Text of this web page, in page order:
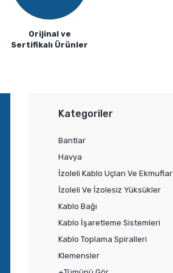
Orijinal ve
Sertifikalı Ürünler
Kategoriler
Bantlar
Havya
İzoleli Kablo Uçları Ve Ekmuflar
İzoleli Ve İzolesiz Yüksükler
Kablo Bağı
Kablo İşaretleme Sistemleri
Kablo Toplama Spiralleri
Klemensler